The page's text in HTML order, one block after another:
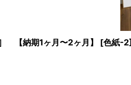
【納期1ヶ月〜2ヶ月】 [色紙-2]